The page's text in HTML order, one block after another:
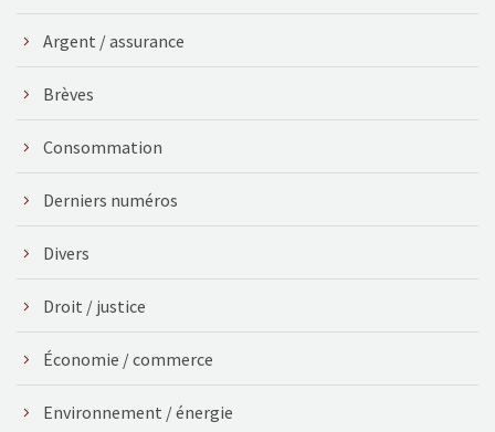
Argent / assurance
Brèves
Consommation
Derniers numéros
Divers
Droit / justice
Économie / commerce
Environnement / énergie